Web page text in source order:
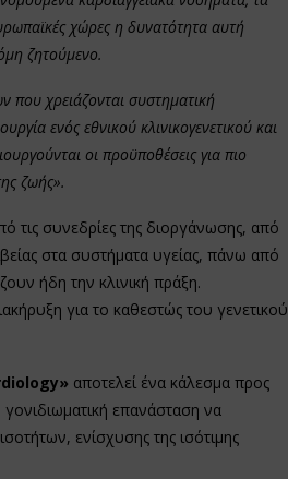
χώρες η δυνατότητα αυτή
ζητούμενο.
που χρειάζονται συστηματική
ενός εθνικού κλινικογενετικού και
οι προϋποθέσεις για πιο
ζωής».
τις συνεδρίες της διοργάνωσης, από
στα συστήματα υγείας, πάνω από
ήδη την κλινική πράξη.
για το καθεστώς του γενετικού
» αποτελεί ένα κάλεσμα προς
επανάσταση να
ενίσχυσης της ισότιμης